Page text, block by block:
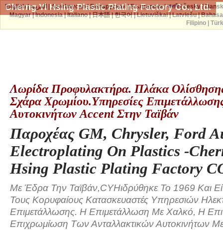
Cherng Yi Hsing Plastic Plating Factory Co., Ltd.
Λωρίδα Προφυλακτήρα. Πλάκα
Σχάρα Χρωμίου.Υπηρεσίες
Αυτοκινήτων Accent Στην Ταϊβάν
Παροχέας GM, Chrysler, Ford
Electroplating On Plastics -
Hsing Plastic Plating Factory
Με Έδρα Την Ταϊβάν,CYHιδρύθηκε Το 1969 Και
Τους Κορυφαίους Κατασκευαστές Υπηρεσιών
Επιμετάλλωσης. Η Επιμετάλλωση Με Χαλκό, Η
Επιχρωμίωση Των Ανταλλακτικών Αυτοκινήτων
English|العربية |Azərbaycan|Беларуская|Български|বাঙ্গালী|česky|
Magyar|Indonesia|Italiano|日本語|한국어|Lietuviškai|Latviešu|
Filipino|